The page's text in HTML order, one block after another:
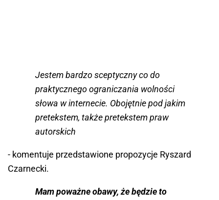
Jestem bardzo sceptyczny co do
praktycznego ograniczania wolności
słowa w internecie. Obojętnie pod jakim
pretekstem, także pretekstem praw
autorskich
- komentuje przedstawione propozycje Ryszard
Czarnecki.
Mam poważne obawy, że będzie to